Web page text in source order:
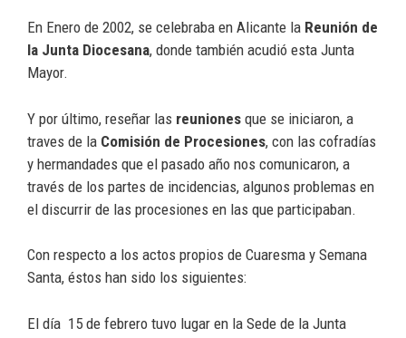
En Enero de 2002, se celebraba en Alicante la Reunión de
la Junta Diocesana, donde también acudió esta Junta
Mayor.
Y por último, reseñar las reuniones que se iniciaron, a
traves de la Comisión de Procesiones, con las cofradías
y hermandades que el pasado año nos comunicaron, a
través de los partes de incidencias, algunos problemas en
el discurrir de las procesiones en las que participaban.
Con respecto a los actos propios de Cuaresma y Semana
Santa, éstos han sido los siguientes:
El día 15 de febrero tuvo lugar en la Sede de la Junta